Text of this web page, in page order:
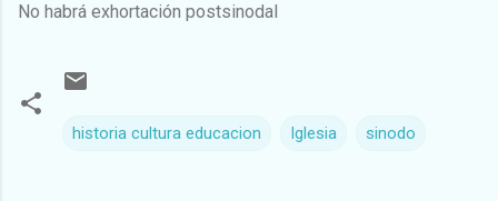
No habrá exhortación postsinodal
historia cultura educacion Iglesia sinodo